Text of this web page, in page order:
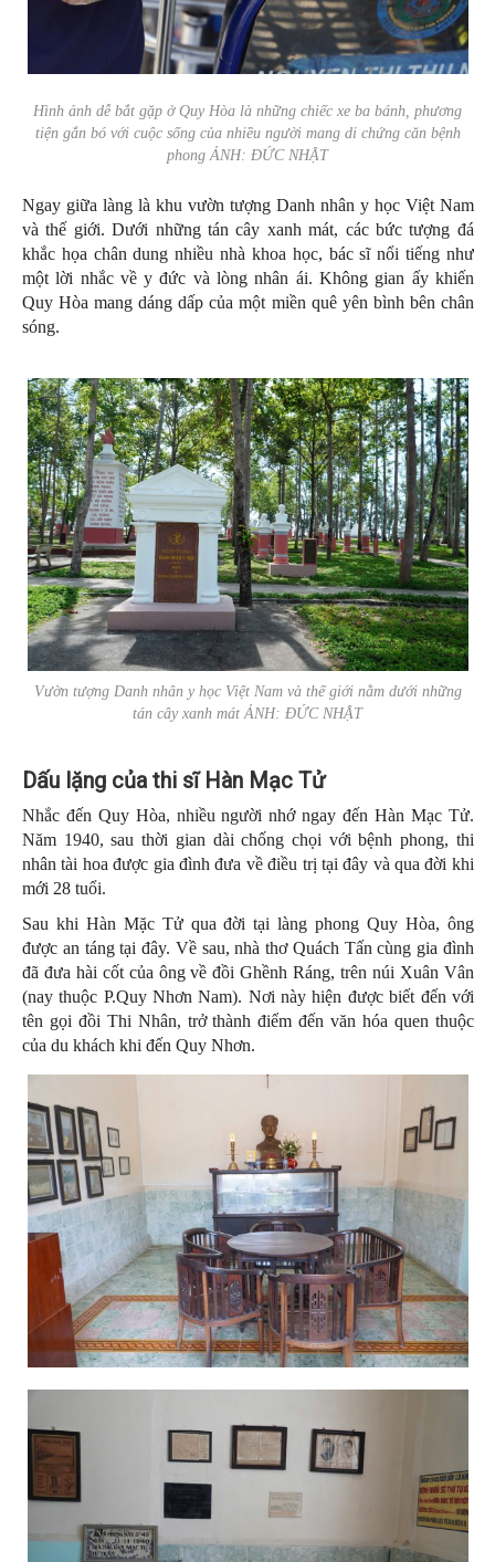
Hình ảnh dễ bắt gặp ở Quy Hòa là những chiếc xe ba bánh, phương
tiện gắn bó với cuộc sống của nhiều người mang di chứng căn bệnh
phong ẢNH: ĐỨC NHẬT
Ngay giữa làng là khu vườn tượng Danh nhân y học Việt Nam
và thế giới. Dưới những tán cây xanh mát, các bức tượng đá
khắc họa chân dung nhiều nhà khoa học, bác sĩ nổi tiếng như
một lời nhắc về y đức và lòng nhân ái. Không gian ấy khiến
Quy Hòa mang dáng dấp của một miền quê yên bình bên chân
sóng.
Vườn tượng Danh nhân y học Việt Nam và thế giới nằm dưới những
tán cây xanh mát ẢNH: ĐỨC NHẬT
Dấu lặng của thi sĩ Hàn Mạc Tử
Nhắc đến Quy Hòa, nhiều người nhớ ngay đến Hàn Mạc Tử.
Năm 1940, sau thời gian dài chống chọi với bệnh phong, thi
nhân tài hoa được gia đình đưa về điều trị tại đây và qua đời khi
mới 28 tuổi.
Sau khi Hàn Mặc Tử qua đời tại làng phong Quy Hòa, ông
được an táng tại đây. Về sau, nhà thơ Quách Tấn cùng gia đình
đã đưa hài cốt của ông về đồi Ghềnh Ráng, trên núi Xuân Vân
(nay thuộc P.Quy Nhơn Nam). Nơi này hiện được biết đến với
tên gọi đồi Thi Nhân, trở thành điểm đến văn hóa quen thuộc
của du khách khi đến Quy Nhơn.